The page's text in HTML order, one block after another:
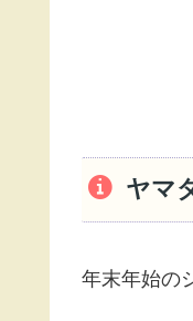
ヤマ
年末年始の